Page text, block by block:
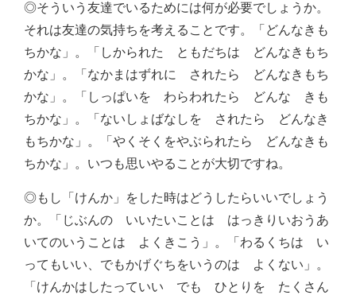
◎そういう友達でいるためには何が必要でしょうか。
それは友達の気持ちを考えることです。「どんなきも
ちかな」。「しかられた ともだちは どんなきもち
かな」。「なかまはずれに されたら どんなきもち
かな」。「しっぱいを わらわれたら どんな きも
ちかな」。「ないしょばなしを されたら どんなき
もちかな」。「やくそくをやぶられたら どんなきも
ちかな」。いつも思いやることが大切ですね。
◎もし「けんか」をした時はどうしたらいいでしょう
か。「じぶんの いいたいことは はっきりいおうあ
いてのいうことは よくきこう」。「わるくちは い
ってもいい、でもかげぐちをいうのは よくない」。
「けんかはしたっていい でも ひとりを たくさん